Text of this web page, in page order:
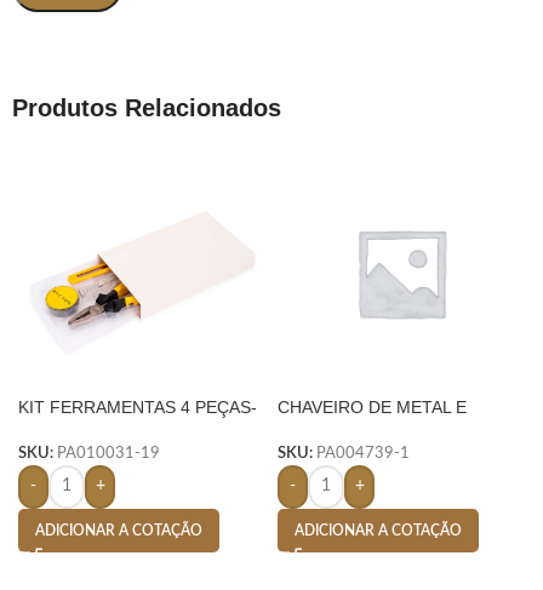
Produtos Relacionados
KIT FERRAMENTAS 4 PEÇAS-
SKU: PA010031-19
- +
ADICIONAR A COTAÇÃO
CHAVEIRO DE METAL E
PRETO
SKU: PA004739-1
- +
ADICIONAR A COTAÇÃO